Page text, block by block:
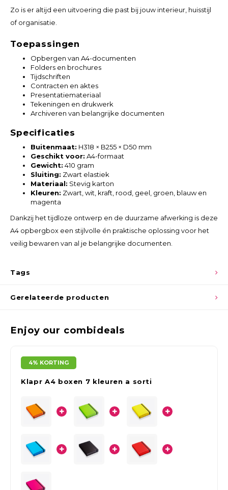
Zo is er altijd een uitvoering die past bij jouw interieur, huisstijl
of organisatie.
Toepassingen
Opbergen van A4-documenten
Folders en brochures
Tijdschriften
Contracten en aktes
Presentatiemateriaal
Tekeningen en drukwerk
Archiveren van belangrijke documenten
Specificaties
Buitenmaat: H318 × B255 × D50 mm
Geschikt voor: A4-formaat
Gewicht: 410 gram
Sluiting: Zwart elastiek
Materiaal: Stevig karton
Kleuren: Zwart, wit, kraft, rood, geel, groen, blauw en
magenta
Dankzij het tijdloze ontwerp en de duurzame afwerking is deze
A4 opbergbox een stijlvolle én praktische oplossing voor het
veilig bewaren van al je belangrijke documenten.
Tags
Gerelateerde producten
Enjoy our combideals
4% KORTING
Klapr A4 boxen 7 kleuren a sorti